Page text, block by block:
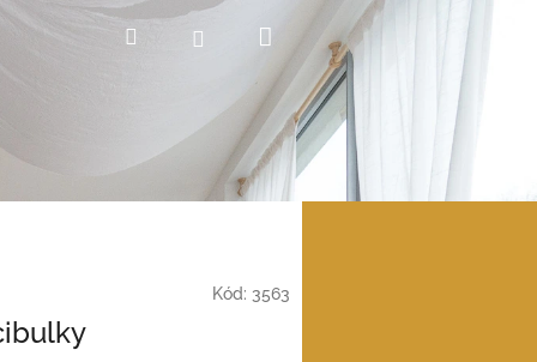
Hledat PřihlášeníNákupní
košík
Kód: 3563